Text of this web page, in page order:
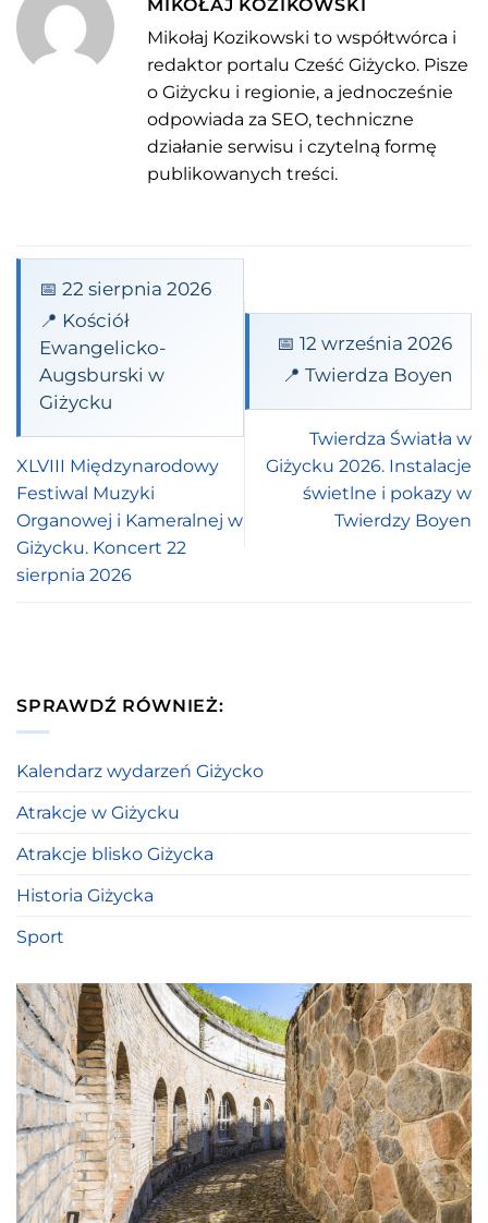
MIKOŁAJ KOZIKOWSKI
Mikołaj Kozikowski to współtwórca i
redaktor portalu Cześć Giżycko. Pisze
o Giżycku i regionie, a jednocześnie
odpowiada za SEO, techniczne
działanie serwisu i czytelną formę
publikowanych treści.
📅 22 sierpnia 2026
📍 Kościół
Ewangelicko-
Augsburski w
Giżycku
XLVIII Międzynarodowy
Festiwal Muzyki
Organowej i Kameralnej w
Giżycku. Koncert 22
sierpnia 2026
📅 12 września 2026
📍 Twierdza Boyen
Twierdza Światła w
Giżycku 2026. Instalacje
świetlne i pokazy w
Twierdzy Boyen
SPRAWDŹ RÓWNIEŻ:
Kalendarz wydarzeń Giżycko
Atrakcje w Giżycku
Atrakcje blisko Giżycka
Historia Giżycka
Sport